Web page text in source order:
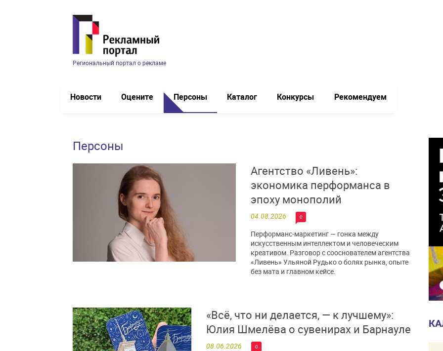
Региональный портал о рекламе
Новости Оцените Персоны Каталог Конкурсы Рекомендуем
Персоны
Агентство «Ливень»:
экономика перформанса в
эпоху монополий
04.08.2026 0
Перформанс-маркетинг — гонка между
искусственным интеллектом и человеческим
креативом. Разговор с сооснователем агентства
«Ливень» Ульяной Рудько о болях рынка, опыте
без мата и главном кейсе.
«Всё, что ни делается, — к лучшему»:
Юлия Шмелёва о сувенирах и Барнауле
08.06.2026 0